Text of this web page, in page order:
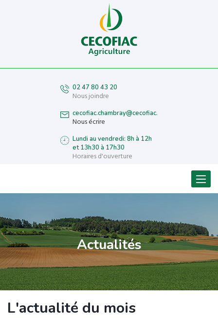
02 47 80 43 20
Nous joindre
cecofiac.chambray@cecofiac.fr
Nous écrire
Lundi au vendredi: 8h à 12h
et 13h30 à 17h30
Horaires d'ouverture
Menu
Actualités
L'actualité du mois